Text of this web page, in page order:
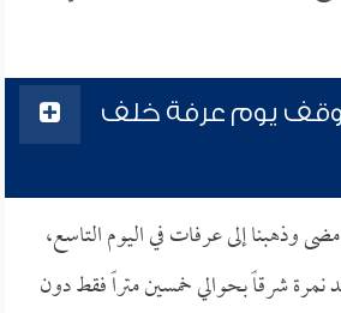
يوم عرفة خلف
وذهبنا إلى عرفات في اليوم التاسع،
شرقاً بحوالي خمسين متراً فقط دون